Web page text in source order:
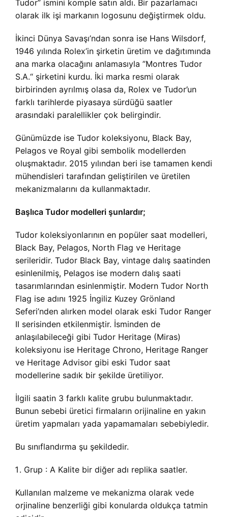
Tudor” ismini komple satın aldı. Bir pazarlamacı
olarak ilk işi markanın logosunu değiştirmek oldu.
İkinci Dünya Savaşı’ndan sonra ise Hans Wilsdorf,
1946 yılında Rolex’in şirketin üretim ve dağıtımında
ana marka olacağını anlamasıyla ”Montres Tudor
S.A.“ şirketini kurdu. İki marka resmi olarak
birbirinden ayrılmış olasa da, Rolex ve Tudor’un
farklı tarihlerde piyasaya sürdüğü saatler
arasındaki paralellikler çok belirgindir.
Günümüzde ise Tudor koleksiyonu, Black Bay,
Pelagos ve Royal gibi sembolik modellerden
oluşmaktadır. 2015 yılından beri ise tamamen kendi
mühendisleri tarafından geliştirilen ve üretilen
mekanizmalarını da kullanmaktadır.
Başlıca Tudor modelleri şunlardır;
Tudor koleksiyonlarının en popüler saat modelleri,
Black Bay, Pelagos, North Flag ve Heritage
serileridir. Tudor Black Bay, vintage dalış saatinden
esinlenilmiş, Pelagos ise modern dalış saati
tasarımlarından esinlenmiştir. Modern Tudor North
Flag ise adını 1925 İngiliz Kuzey Grönland
Seferi’nden alırken model olarak eski Tudor Ranger
II serisinden etkilenmiştir. İsminden de
anlaşılabileceği gibi Tudor Heritage (Miras)
koleksiyonu ise Heritage Chrono, Heritage Ranger
ve Heritage Advisor gibi eski Tudor saat
modellerine sadık bir şekilde üretiliyor.
İlgili saatin 3 farklı kalite grubu bulunmaktadır.
Bunun sebebi üretici firmaların orijinaline en yakın
üretim yapmaları yada yapamamaları sebebiyledir.
Bu sınıflandırma şu şekildedir.
Grup : A Kalite bir diğer adı replika saatler.
Kullanılan malzeme ve mekanizma olarak vede
orjinaline benzerliği gibi konularda oldukça tatmin